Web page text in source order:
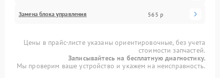
Замена блока управления 565 р
Цены в прайс-листе указаны ориентировочные, без учета
стоимости запчастей.
Записывайтесь на бесплатную диагностику.
Мы проверим ваше устройство и укажем на неисправность.